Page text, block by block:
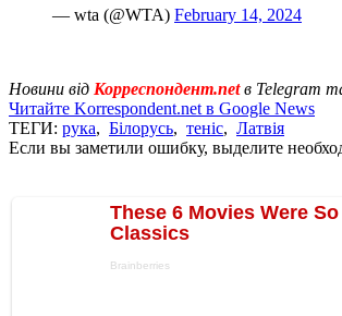
— wta (@WTA) February 14, 2024
Новини від Корреспондент.netв Telegram
Читайте Korrespondent.net в Google News
ТЕГИ: рука, Білорусь, теніс, Латвія
Если вы заметили ошибку, выделите